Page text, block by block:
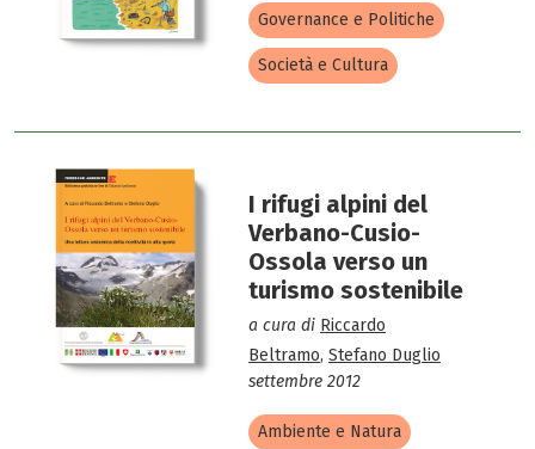
Governance e Politiche
Società e Cultura
I rifugi alpini del
Verbano-Cusio-
Ossola verso un
turismo sostenibile
a cura di Riccardo
Beltramo, Stefano Duglio
settembre 2012
Ambiente e Natura